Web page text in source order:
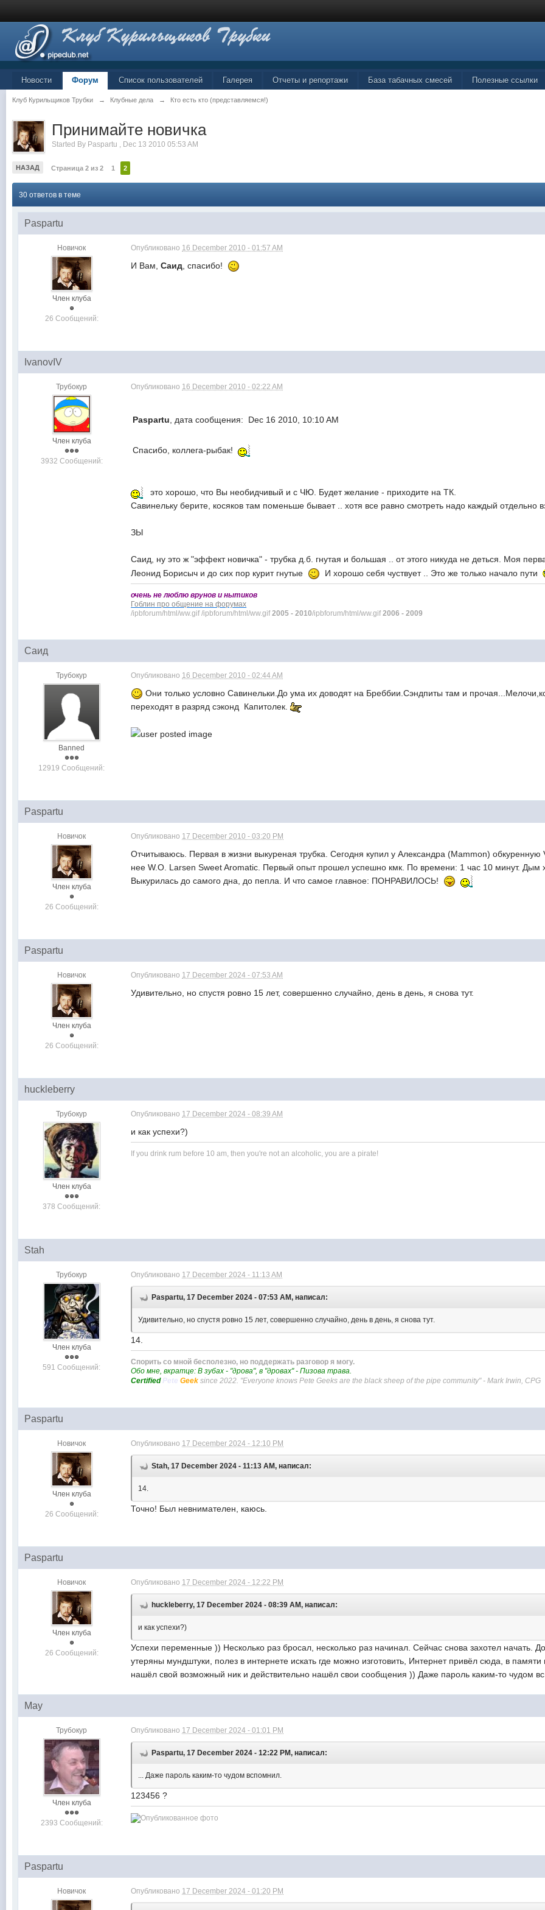
Новости Форум Список пользователей Галерея Отчеты и репортажи База табачных смесей Полезные ссылки
Клуб Курильщиков Трубки → Клубные дела → Кто есть кто (представляемся!)
Принимайте новичка
Started By Paspartu , Dec 13 2010 05:53 AM
НАЗАД Страница 2 из 2 1 2
30 ответов в теме
Paspartu
Новичок
Член клуба
26 Сообщений:
Опубликовано 16 December 2010 - 01:57 AM
И Вам,Саид , спасибо!
IvanovIV
Трубокур
Член клуба
3932 Сообщений:
Опубликовано 16 December 2010 - 02:22 AM
Paspartu , дата сообщения: Dec 16 2010, 10:10 AM
Спасибо, коллега-рыбак!
это хорошо, что Вы необидчивый и с ЧЮ. Будет желание - приходите на ТК.
Савинельку берите, косяков там поменьше бывает .. хотя все равно смотреть надо каждый отдельно
ЗЫ
Саид, ну это ж "эффект новичка" - трубка д.б. гнутая и большая .. от этого никуда не деться. Моя
Леонид Борисыч и до сих пор курит гнутые
И хорошо себя чуствует .. Это же только начало пути
очень не люблю врунов и нытиков
Гоблин про общение на форумах
/ipbforum/html/ww.gif /ipbforum/html/ww.gif2005 - 2010/ipbforum/html/ww.gif2006 - 2009
Саид
Трубокур
Banned
12919 Сообщений:
Опубликовано 16 December 2010 - 02:44 AM
Они только условно Савинельки.До ума их доводят на Бреббии.Сэндпиты там и
переходят в разряд сэконд Капитолек.
Paspartu
Новичок
Член клуба
26 Сообщений:
Опубликовано 17 December 2010 - 03:20 PM
Отчитываюсь. Первая в жизни выкуреная трубка. Сегодня купил у Александра (Mammon)
нее W.O. Larsen Sweet Aromatic. Первый опыт прошел успешно кмк. По времени: 1 час 10 минут. Дым
Выкурилась до самого дна, до пепла. И что самое главное: ПОНРАВИЛОСЬ!
Paspartu
Новичок
Член клуба
26 Сообщений:
Опубликовано 17 December 2024 - 07:53 AM
Удивительно, но спустя ровно 15 лет, совершенно случайно, день в день, я снова тут.
huckleberry
Трубокур
Член клуба
378 Сообщений:
Опубликовано 17 December 2024 - 08:39 AM
и как успехи?)
If you drink rum before 10 am, then you're not an alcoholic, you are a pirate!
Stah
Трубокур
Член клуба
591 Сообщений:
Опубликовано 17 December 2024 - 11:13 AM
Paspartu, 17 December 2024 - 07:53 AM, написал:
Удивительно, но спустя ровно 15 лет, совершенно случайно, день в день, я снова тут.
14.
Спорить со мной бесполезно, но поддержать разговор я могу.
Обо мне, вкратце: В зубах - "дрова", в "дровах" - Пизова трава.
Certified PeteGeek since 2022. "Everyone knows Pete Geeks are the black sheep of the pipe community" - Mark Irwin, CPG
Paspartu
Новичок
Член клуба
26 Сообщений:
Опубликовано 17 December 2024 - 12:10 PM
Stah, 17 December 2024 - 11:13 AM, написал:
14.
Точно! Был невнимателен, каюсь.
Paspartu
Новичок
Член клуба
26 Сообщений:
Опубликовано 17 December 2024 - 12:22 PM
huckleberry, 17 December 2024 - 08:39 AM, написал:
и как успехи?)
Успехи переменные )) Несколько раз бросал, несколько раз начинал. Сейчас снова захотел начать.
утеряны мундштуки, полез в интернете искать где можно изготовить, Интернет привёл сюда, в
нашёл свой возможный ник и действительно нашёл свои сообщения )) Даже пароль каким-то чудом
May
Трубокур
Член клуба
2393 Сообщений:
Опубликовано 17 December 2024 - 01:01 PM
Paspartu, 17 December 2024 - 12:22 PM, написал:
... Даже пароль каким-то чудом вспомнил.
123456 ?
Paspartu
Новичок Опубликовано 17 December 2024 - 01:20 PM